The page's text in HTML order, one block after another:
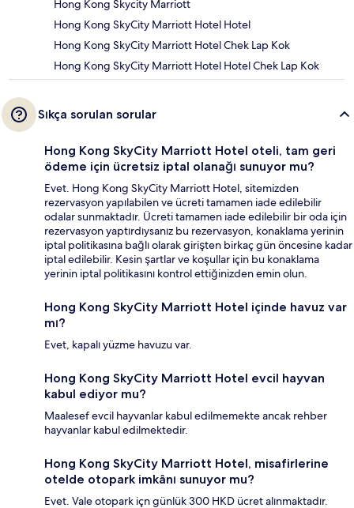
Hong Kong Skycity Marriott
Hong Kong SkyCity Marriott Hotel Hotel
Hong Kong SkyCity Marriott Hotel Chek Lap Kok
Hong Kong SkyCity Marriott Hotel Hotel Chek Lap Kok
Sıkça sorulan sorular
Hong Kong SkyCity Marriott Hotel oteli, tam geri
ödeme için ücretsiz iptal olanağı sunuyor mu?
Evet. Hong Kong SkyCity Marriott Hotel, sitemizden
rezervasyon yapılabilen ve ücreti tamamen iade edilebilir
odalar sunmaktadır. Ücreti tamamen iade edilebilir bir oda için
rezervasyon yaptırdıysanız bu rezervasyon, konaklama yerinin
iptal politikasına bağlı olarak girişten birkaç gün öncesine kadar
iptal edilebilir. Kesin şartlar ve koşullar için bu konaklama
yerinin iptal politikasını kontrol ettiğinizden emin olun.
Hong Kong SkyCity Marriott Hotel içinde havuz var
mı?
Evet, kapalı yüzme havuzu var.
Hong Kong SkyCity Marriott Hotel evcil hayvan
kabul ediyor mu?
Maalesef evcil hayvanlar kabul edilmemekte ancak rehber
hayvanlar kabul edilmektedir.
Hong Kong SkyCity Marriott Hotel, misafirlerine
otelde otopark imkânı sunuyor mu?
Evet. Vale otopark içn günlük 300 HKD ücret alınmaktadır.